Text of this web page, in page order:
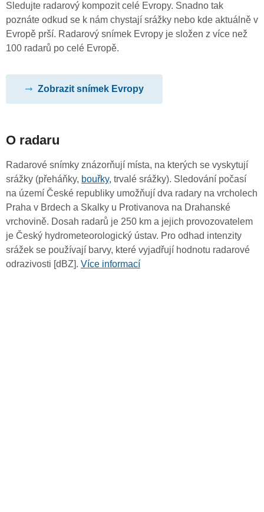
Sledujte radarový kompozit celé Evropy. Snadno tak
poznáte odkud se k nám chystají srážky nebo kde aktuálně v
Evropě prší. Radarový snímek Evropy je složen z více než
100 radarů po celé Evropě.
Zobrazit snímek Evropy
O radaru
Radarové snímky znázorňují místa, na kterých se vyskytují
srážky (přeháňky, bouřky, trvalé srážky). Sledování počasí
na území České republiky umožňují dva radary na vrcholech
Praha v Brdech a Skalky u Protivanova na Drahanské
vrchovině. Dosah radarů je 250 km a jejich provozovatelem
je Český hydrometeorologický ústav. Pro odhad intenzity
srážek se používají barvy, které vyjadřují hodnotu radarové
odrazivosti [dBZ]. Více informací